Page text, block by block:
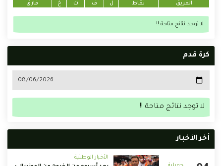
الفريق نقاط ل ف ت خ فارق
لا توجد نتائج متاحة !!
كرة قدم
لا توجد نتائج متاحة !!
أخر الأخبار
الأخبار الوطنية